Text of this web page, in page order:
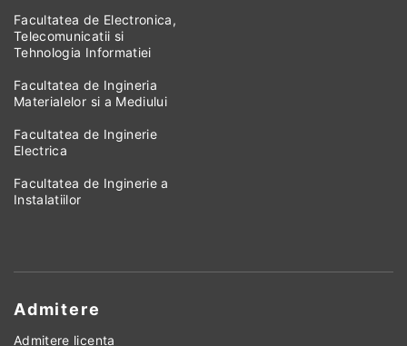
Facultatea de Electronica,
Telecomunicatii si
Tehnologia Informatiei
Facultatea de Ingineria
Materialelor si a Mediului
Facultatea de Inginerie
Electrica
Facultatea de Inginerie a
Instalatiilor
Admitere
Admitere licenta